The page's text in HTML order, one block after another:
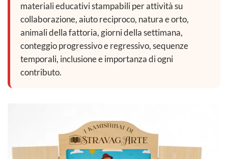
materiali educativi stampabili per attività su
collaborazione, aiuto reciproco, natura e orto,
animali della fattoria, giorni della settimana,
conteggio progressivo e regressivo, sequenze
temporali, inclusione e importanza di ogni
contributo.